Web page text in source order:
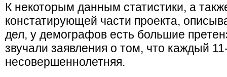
К некоторым данным статистики, а
констатирующей части проекта,
дел, у демографов есть большие
звучали заявления о том, что каждый
несовершеннолетняя.